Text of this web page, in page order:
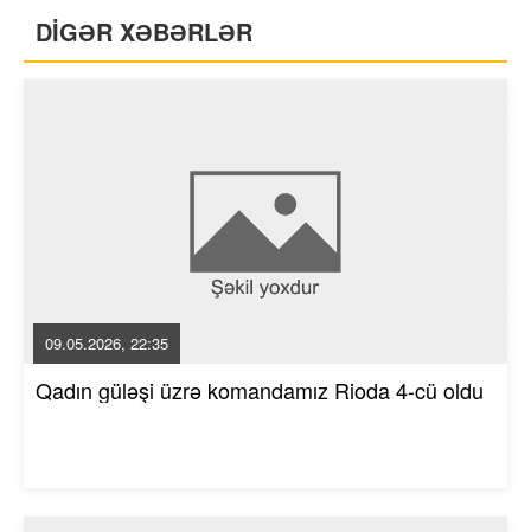
DİGƏR XƏBƏRLƏR
09.05.2026, 22:35
Qadın güləşi üzrə komandamız Rioda 4-cü oldu